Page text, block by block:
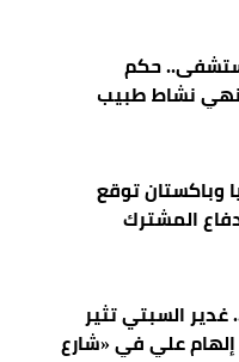
حكم
نشاط طبيب
وباكستان توقع
المشترك
السبتي تثير
علي في «شارع